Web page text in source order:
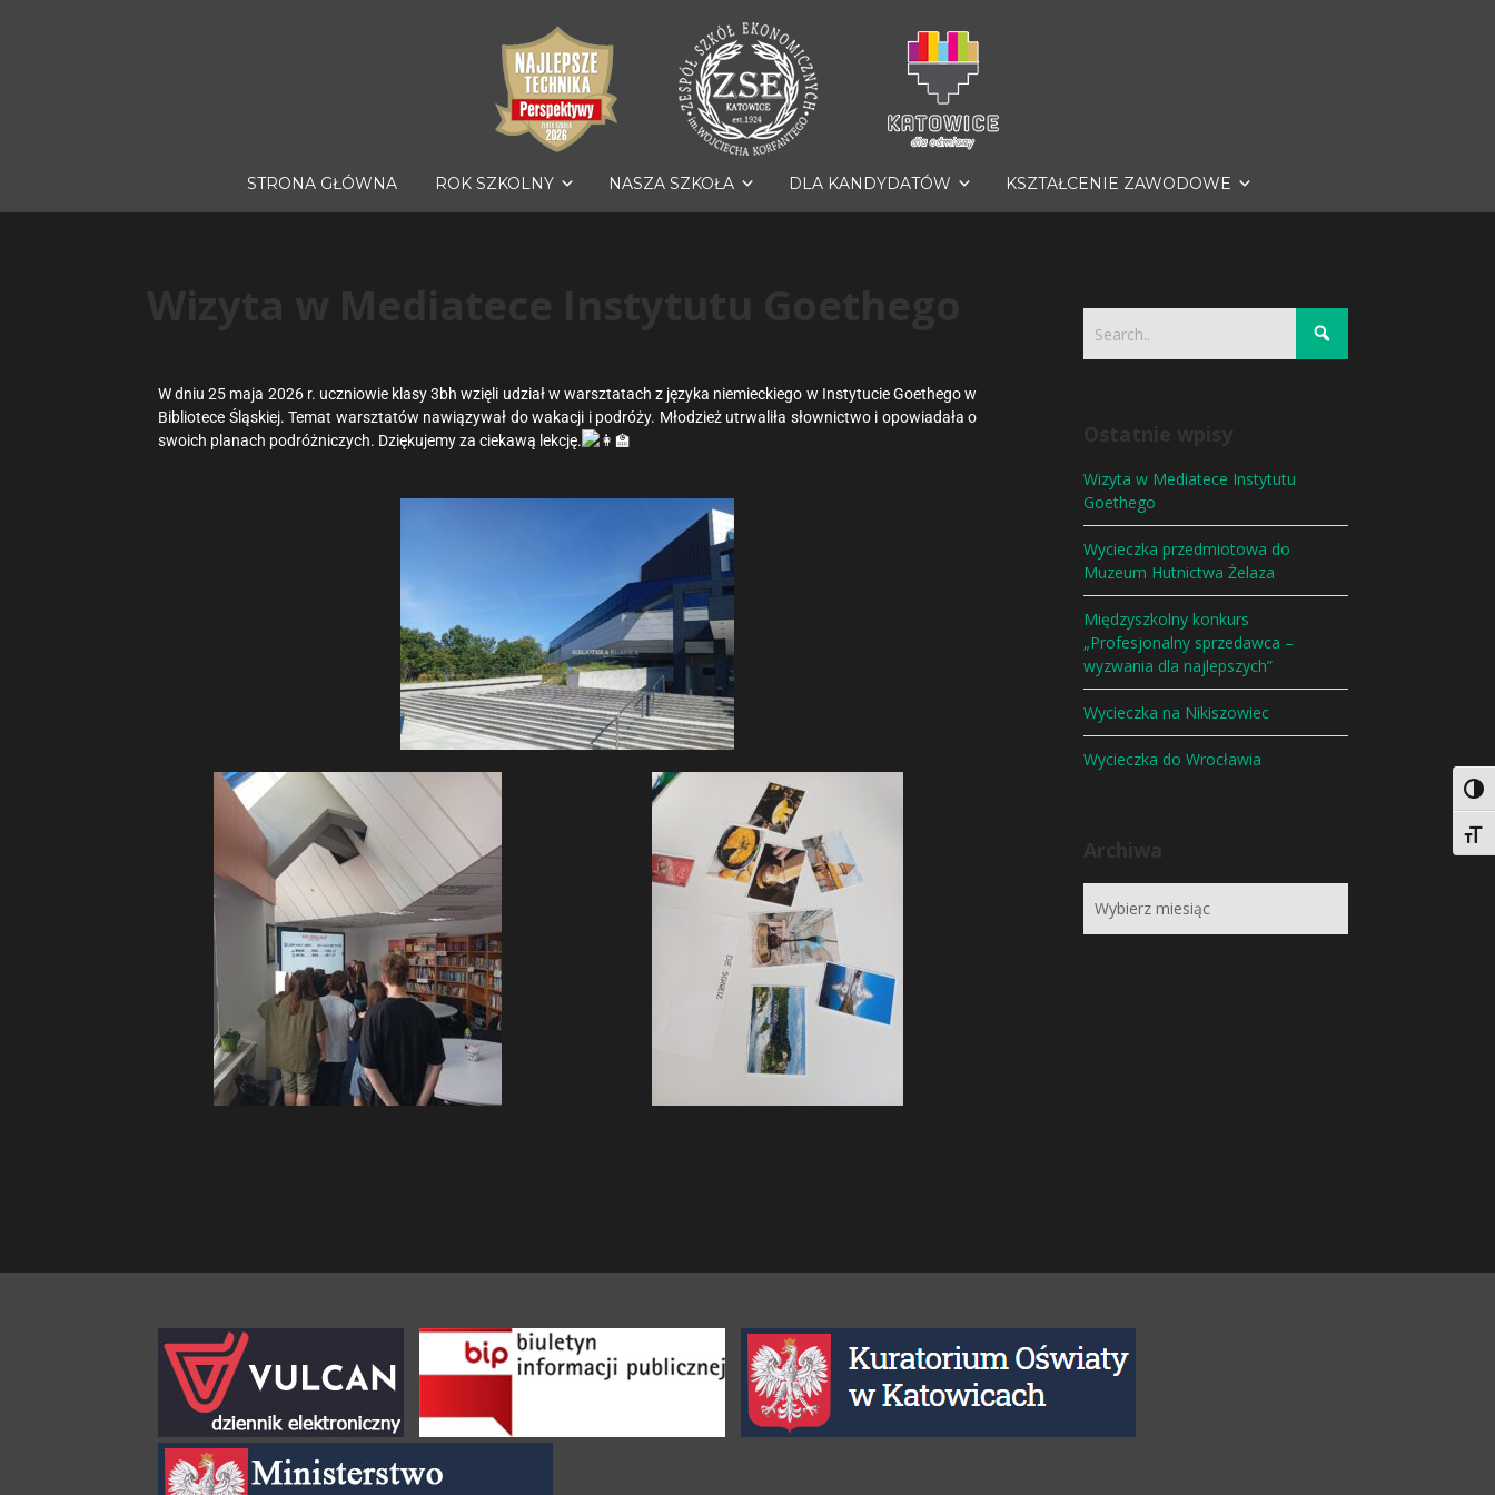
STRONA GŁÓWNA ROK SZKOLNY NASZA SZKOŁA DLA KANDYDATÓW KSZTAŁCENIE ZAWODOWE
W dniu 25 maja 2026 r. uczniowie klasy 3bh wzięli udział w warsztatach z języka niemieckiego w Instytucie Goethego w
Bibliotece Śląskiej. Temat warsztatów nawiązywał do wakacji i podróży. Młodzież utrwaliła słownictwo i opowiadała o
swoich planach podróżniczych. Dziękujemy za ciekawą lekcję.
Wizyta w Mediatece Instytutu
Goethego
Wycieczka przedmiotowa do
Muzeum Hutnictwa Żelaza
Międzyszkolny konkurs
„Profesjonalny sprzedawca –
wyzwania dla najlepszych”
Wycieczka na Nikiszowiec
Wycieczka do Wrocławia